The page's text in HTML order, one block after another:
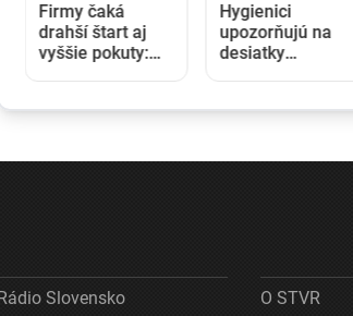
Firmy čaká
drahší štart aj
vyššie pokuty:
obchodnom
spravodlivosti
Hygienici
upozorňujú na
desiatky
najväčším
mykóza a kožné
Slovensko
O STVR